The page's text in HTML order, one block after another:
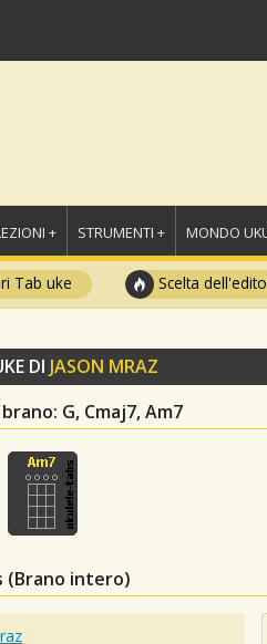
+ STRUMENTI + MONDO
Tab uke Scelta
DI JASON MRAZ
: G, Cmaj7, Am7
(Brano intero)